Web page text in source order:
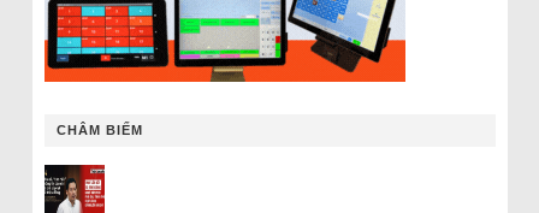
CHÂM BIẾM